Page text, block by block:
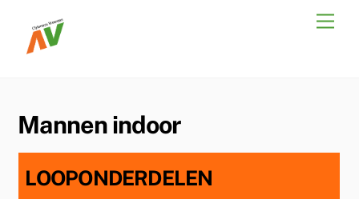
content
Mannen indoor
LOOPONDERDELEN